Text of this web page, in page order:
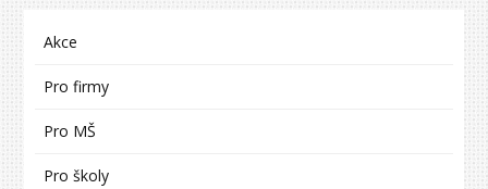
Akce
Pro firmy
Pro MŠ
Pro školy